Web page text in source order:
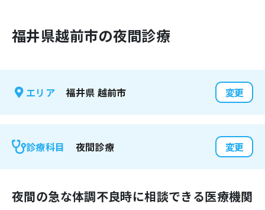
花粉症
感染症
よくあるご質問
福井県越前市の夜間診療
エリア 福井県 越前市 変更
診療科目 夜間診療 変更
夜間の急な体調不良時に相談できる医療機関